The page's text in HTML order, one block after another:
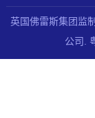
英国佛雷斯集团监
公司.